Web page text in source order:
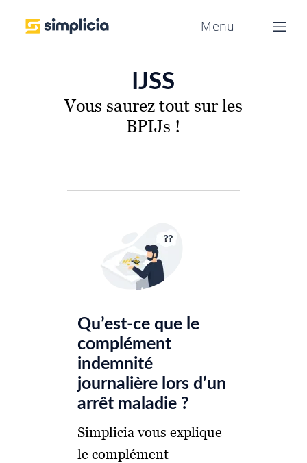
IJSS
Vous saurez tout sur les
BPIJs !
Qu’est-ce que le
complément
indemnité
journalière lors d’un
arrêt maladie ?
Simplicia vous explique
le complément